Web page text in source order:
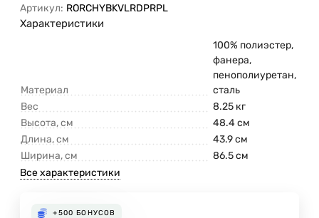
Артикул: RORCHYBKVLRDPRPL
Характеристики
Материал
100% полиэстер,
фанера,
пенополиуретан,
сталь
Вес
8.25 кг
Высота, см
48.4 см
Длина, см
43.9 см
Ширина, см
86.5 см
Все характеристики
+500 БОНУСОВ